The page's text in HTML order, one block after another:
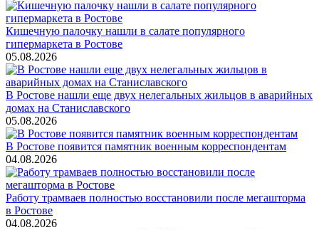
Кишечную палочку нашли в салате популярного
гипермаркета в Ростове
05.08.2026
В Ростове нашли еще двух нелегальных жильцов в аварийных
домах на Станиславского
05.08.2026
В Ростове появится памятник военным корреспондентам
04.08.2026
Работу трамваев полностью восстановили после мегашторма
в Ростове
04.08.2026